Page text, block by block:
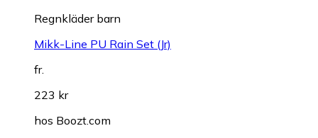
Regnkläder barn
Mikk-Line PU Rain Set (Jr)
fr.
223 kr
hos Boozt.com